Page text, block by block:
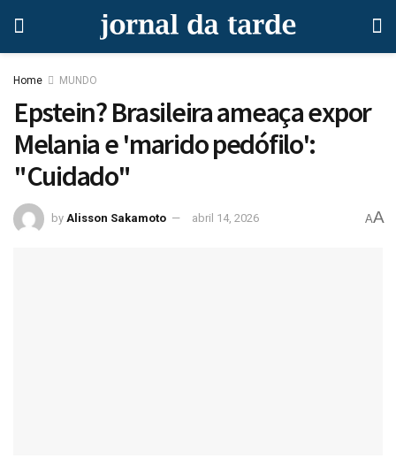
Home MUNDO
Epstein? Brasileira ameaça expor
Melania e 'marido pedófilo':
"Cuidado"
by Alisson Sakamoto abril 14, 2026 AA